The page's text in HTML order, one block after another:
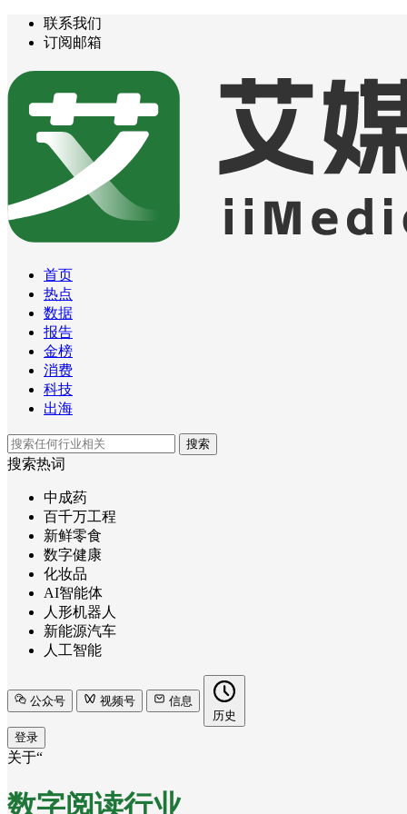
联系我们
订阅邮箱
首页
热点
数据
报告
金榜
消费
科技
出海
搜索
搜索热词
中成药
百千万工程
新鲜零食
数字健康
化妆品
AI智能体
人形机器人
新能源汽车
人工智能
公众号 视频号
信息
历史
登录
关于“
数字阅读行业